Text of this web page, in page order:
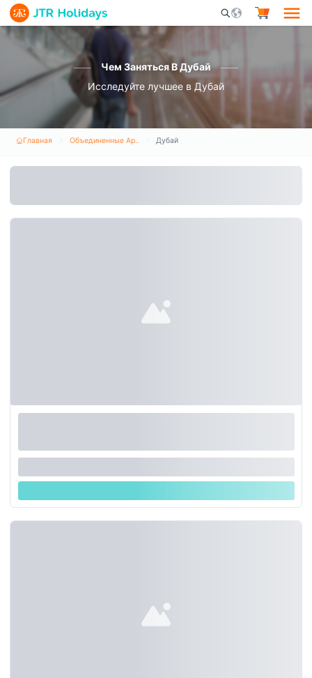
Mobile Search
Чем Заняться В Дубай
Исследуйте лучшее в Дубай
Главная Объединенные Арабские Эмираты Дубай